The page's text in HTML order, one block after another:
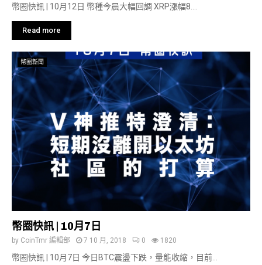
幣圈快訊 | 10月12日 幣種今晨大幅回調 XRP漲幅8....
Read more
幣圈新聞
幣圈快訊 | 10月7日
by CoinTmr 編輯部 7 10 月, 2018 0 1820
幣圈快訊 | 10月7日 今日BTC震盪下跌，量能收縮，目前...